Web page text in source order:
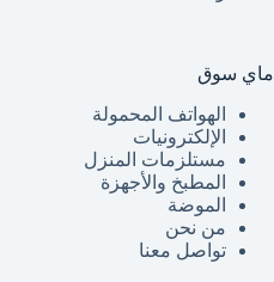
ماي سوق
الهواتف المحمولة
الإلكترونيات
مستلزمات المنزل
المطبخ والأجهزة
الموضة
من نحن
تواصل معنا